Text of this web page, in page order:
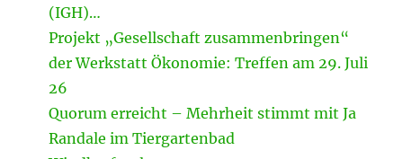
(IGH)…
Projekt „Gesellschaft zusammenbringen“
der Werkstatt Ökonomie: Treffen am 29. Juli
26
Quorum erreicht – Mehrheit stimmt mit Ja
Randale im Tiergartenbad